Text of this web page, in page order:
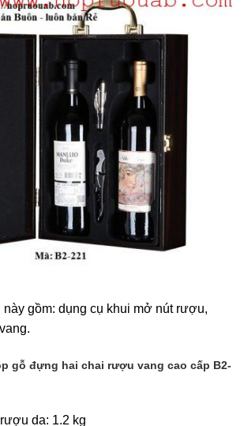
gồm: dụng cụ khui mở nút rượu,
gỗ đựng hai chai rượu vang cao cấp B2-
da: 1.2 kg